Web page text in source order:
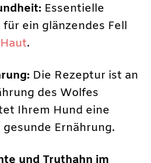
Essentielle
ein glänzendes Fell
Haut.
Die Rezeptur ist an
des Wolfes
Ihrem Hund eine
Ernährung.